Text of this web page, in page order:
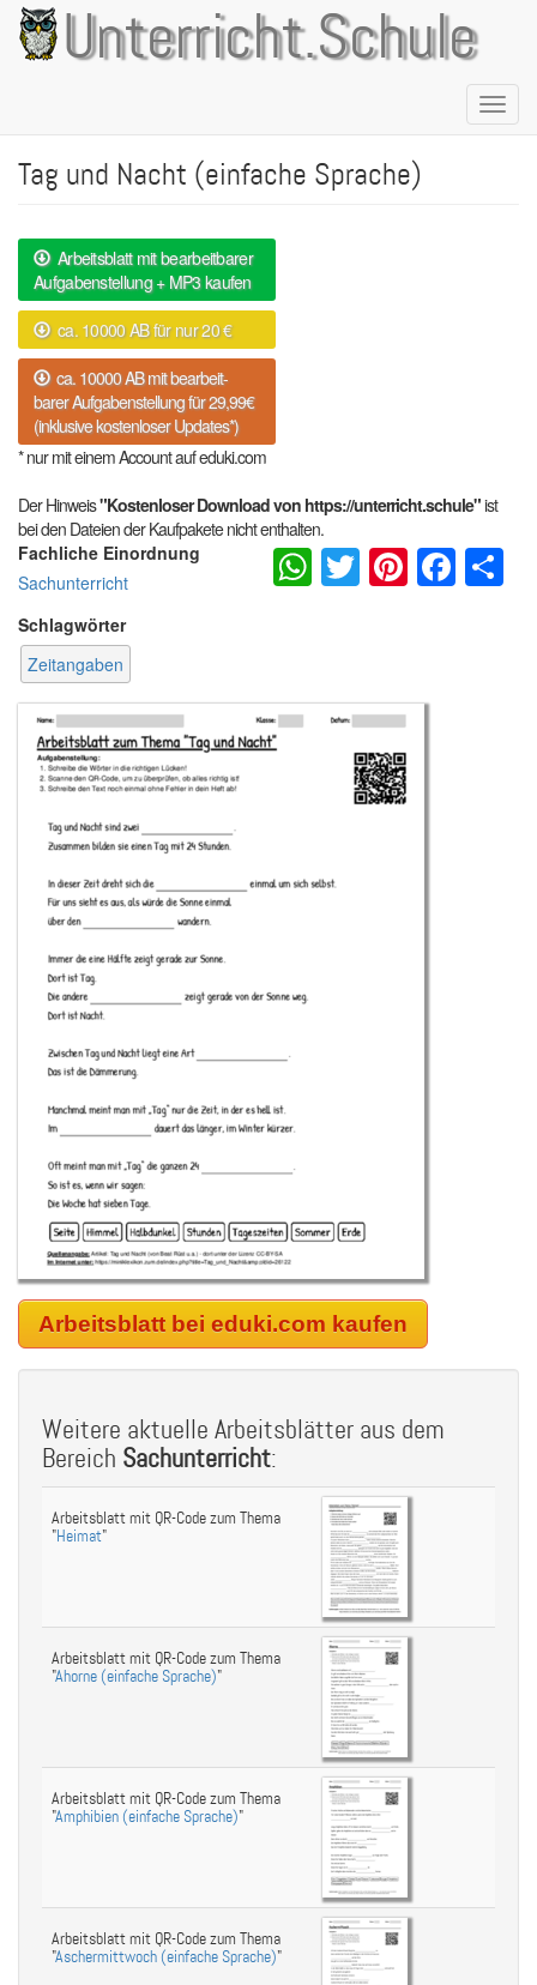
Direkt
zum
Inhalt
Unterricht.Schule
Tag und Nacht (einfache Sprache)
Arbeitsblatt mit bearbeitbarer
Aufgabenstellung + MP3 kaufen
ca. 10000 AB für nur 20 €
ca. 10000 AB mit bearbeit-
barer Aufgabenstellung für 29,99€
(inklusive kostenloser Updates*)
* nur mit einem Account auf eduki.com
Der Hinweis"Kostenloser Download von https://unterricht.schule"ist
bei den Dateien der Kaufpakete nicht enthalten.
Fachliche Einordnung
Sachunterricht
Schlagwörter
Zeitangaben
WhatsApp
Twitter
Arbeitsblatt bei eduki.com kaufen
Weitere aktuelle Arbeitsblätter aus dem
Bereich Sachunterricht:
Arbeitsblatt mit QR-Code zum Thema
"Heimat"
Arbeitsblatt mit QR-Code zum Thema
"Ahorne (einfache Sprache)"
Arbeitsblatt mit QR-Code zum Thema
"Amphibien (einfache Sprache)"
Arbeitsblatt mit QR-Code zum Thema
"Aschermittwoch (einfache Sprache)"